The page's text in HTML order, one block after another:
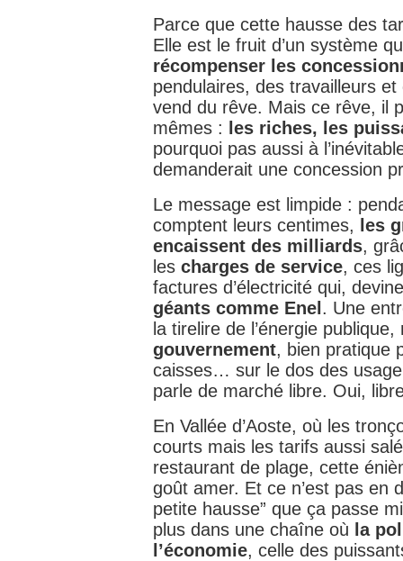
Parce que cette hausse des
Elle est le fruit d’un système
récompenser les
pendulaires, des travailleurs et
vend du rêve. Mais ce rêve, il
mêmes :
les riches, les
pourquoi pas aussi à
demanderait une concession
Le message est limpide :
comptent leurs centimes,
les
encaissent des milliards,
les charges de service, ces
factures d’électricité qui,
géants comme Enel . Une
la tirelire de l’énergie
gouvernement, bien pratique
caisses… sur le dos des
parle de marché libre. Oui,
En Vallée d’Aoste, où les
courts mais les tarifs aussi
restaurant de plage, cette
goût amer. Et ce n’est pas en
petite hausse” que ça passe
plus dans une chaîne où la
l’économie, celle des